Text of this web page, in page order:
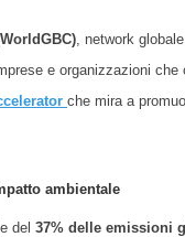
, network
e organizzazioni
che mira a
ambientale
del 37% delle emissioni